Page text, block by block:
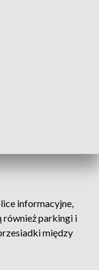
informacyjne,
również parkingi i
między